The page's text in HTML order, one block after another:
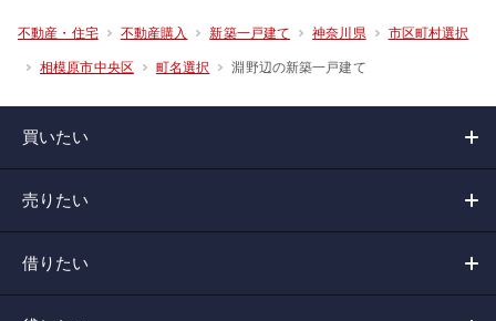
不動産・住宅 不動産購入 新築一戸建て 神奈川県 市区町村選択
相模原市中央区 町名選択 淵野辺の新築一戸建て
買いたい
売りたい
借りたい